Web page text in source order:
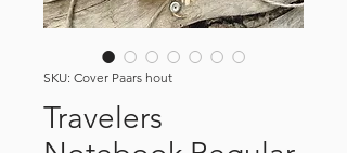
SKU: Cover Paars hout
Travelers